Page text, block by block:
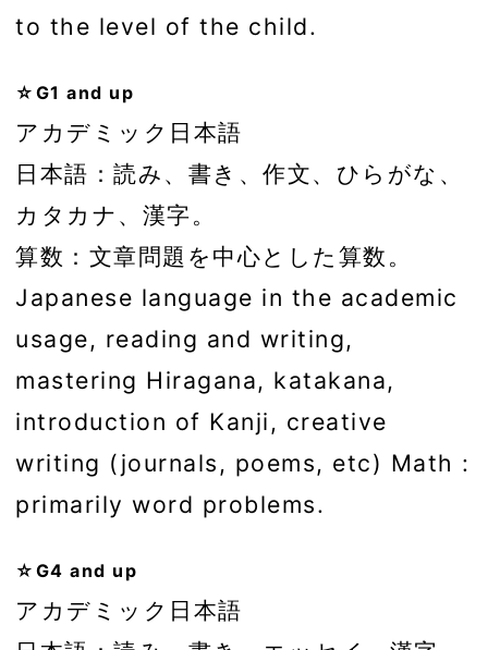
to the level of the child.
☆G1 and up
アカデミック日本語
日本語：読み、書き、作文、ひらがな、
カタカナ、漢字。
算数：文章問題を中心とした算数。
Japanese language in the academic
usage, reading and writing,
mastering Hiragana, katakana,
introduction of Kanji, creative
writing (journals, poems, etc) Math :
primarily word problems.
☆G4 and up
アカデミック日本語